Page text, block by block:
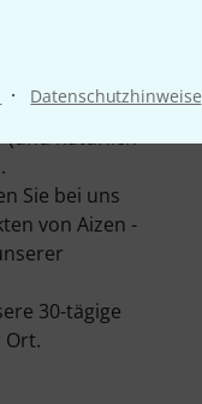
· Datenschutzhinweise
Music
(und natürlich
Sie bei uns
von Aizen -
30-tägige
Ort.